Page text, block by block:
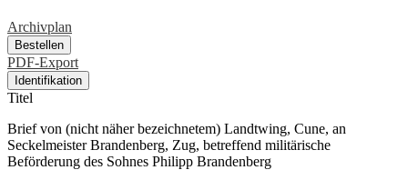
Archivplan
Bestellen
PDF-Export
Identifikation
Titel
Brief von (nicht näher bezeichnetem) Landtwing, Cune, an
Seckelmeister Brandenberg, Zug, betreffend militärische
Beförderung des Sohnes Philipp Brandenberg